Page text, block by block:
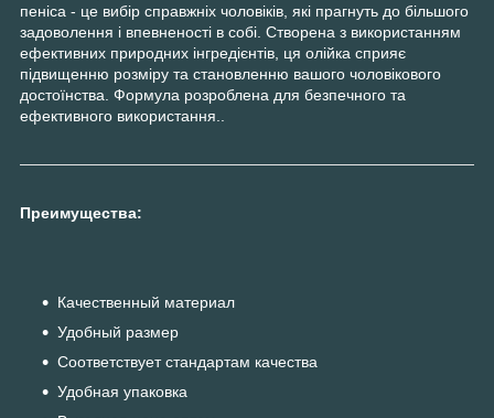
пеніса - це вибір справжніх чоловіків, які прагнуть до більшого
задоволення і впевненості в собі. Створена з використанням
ефективних природних інгредієнтів, ця олійка сприяє
підвищенню розміру та становленню вашого чоловікового
достоїнства. Формула розроблена для безпечного та
ефективного використання..
Преимущества:
Качественный материал
Удобный размер
Соответствует стандартам качества
Удобная упаковка